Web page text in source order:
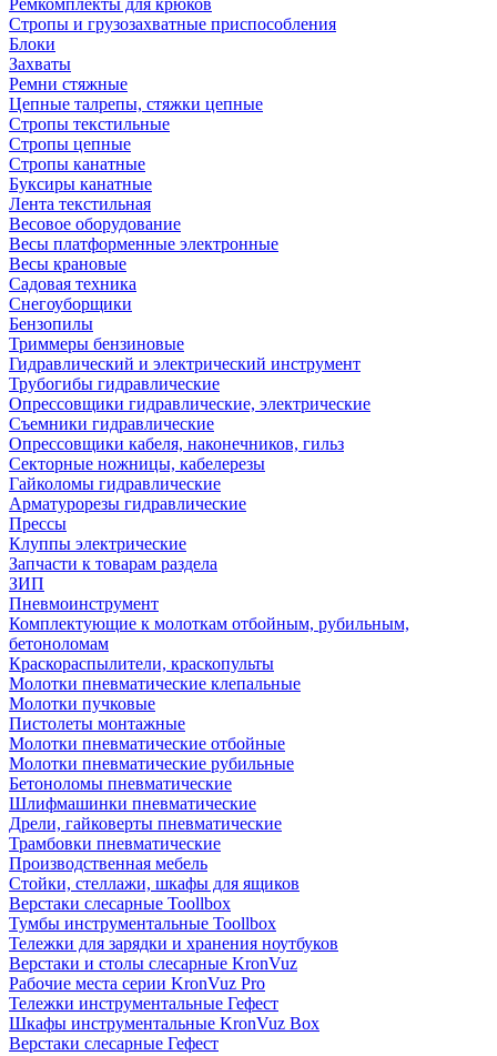
Ремкомплекты для крюков
Стропы и грузозахватные приспособления
Блоки
Захваты
Ремни стяжные
Цепные талрепы, стяжки цепные
Стропы текстильные
Стропы цепные
Стропы канатные
Буксиры канатные
Лента текстильная
Весовое оборудование
Весы платформенные электронные
Весы крановые
Садовая техника
Снегоуборщики
Бензопилы
Триммеры бензиновые
Гидравлический и электрический инструмент
Трубогибы гидравлические
Опрессовщики гидравлические, электрические
Съемники гидравлические
Опрессовщики кабеля, наконечников, гильз
Секторные ножницы, кабелерезы
Гайколомы гидравлические
Арматурорезы гидравлические
Прессы
Клуппы электрические
Запчасти к товарам раздела
ЗИП
Пневмоинструмент
Комплектующие к молоткам отбойным, рубильным,
бетоноломам
Краскораспылители, краскопульты
Молотки пневматические клепальные
Молотки пучковые
Пистолеты монтажные
Молотки пневматические отбойные
Молотки пневматические рубильные
Бетоноломы пневматические
Шлифмашинки пневматические
Дрели, гайковерты пневматические
Трамбовки пневматические
Производственная мебель
Стойки, стеллажи, шкафы для ящиков
Верстаки слесарные Toollbox
Тумбы инструментальные Toollbox
Тележки для зарядки и хранения ноутбуков
Верстаки и столы слесарные KronVuz
Рабочие места серии KronVuz Pro
Тележки инструментальные Гефест
Шкафы инструментальные KronVuz Box
Верстаки слесарные Гефест